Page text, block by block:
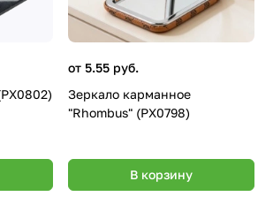
карманное, (PX0802)
от 5.55 руб.
Зеркало карманное
"Rhombus" (PX0798)
В корзину